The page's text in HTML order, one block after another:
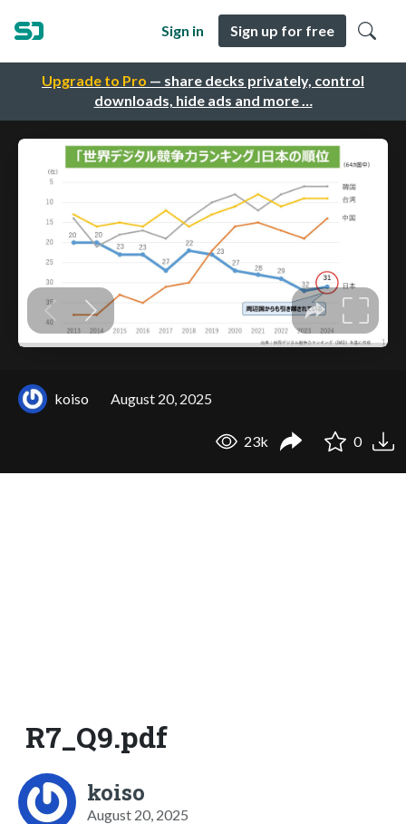
Upgrade to Pro — share decks privately, control
downloads, hide ads and more …
Sign in Sign up for free
koiso August 20, 2025
23k 0
R7_Q9.pdf
koiso
August 20, 2025